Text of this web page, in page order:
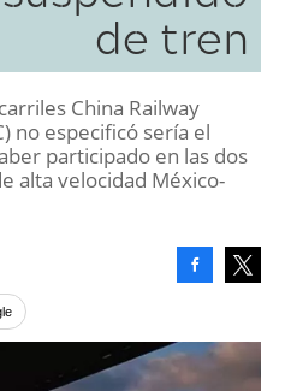
de tren
China Railway
no especificó sería el
participado en las dos
alta velocidad México-